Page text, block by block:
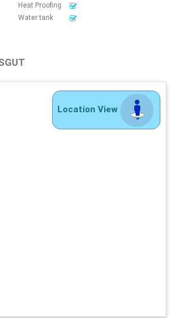
Heat Proofing
Water tank
Location View